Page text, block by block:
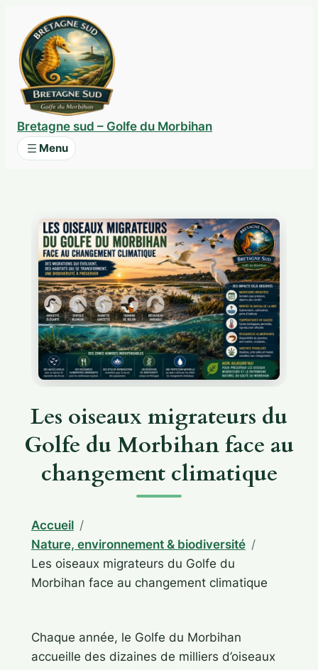
contenu
Bretagne sud – Golfe du Morbihan
Les oiseaux migrateurs du
Golfe du Morbihan face au
changement climatique
Accueil
Nature, environnement & biodiversité
Les oiseaux migrateurs du Golfe du
Morbihan face au changement climatique
Chaque année, le Golfe du Morbihan
accueille des dizaines de milliers d’oiseaux